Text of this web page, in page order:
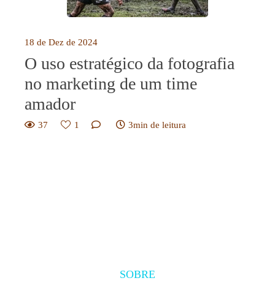
18 de Dez de 2024
O uso estratégico da fotografia
no marketing de um time
amador
37 1 3min de leitura
SOBRE